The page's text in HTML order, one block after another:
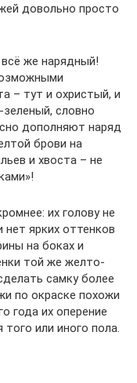
довольно просто
же нарядный!
– тут и охристый, и
словно
дополняют наряд
брови на
и хвоста – не
их голову не
нет ярких оттенков
на боках и
той же желто-
самку более
по окраске похожи
года их оперение
или иного пола.